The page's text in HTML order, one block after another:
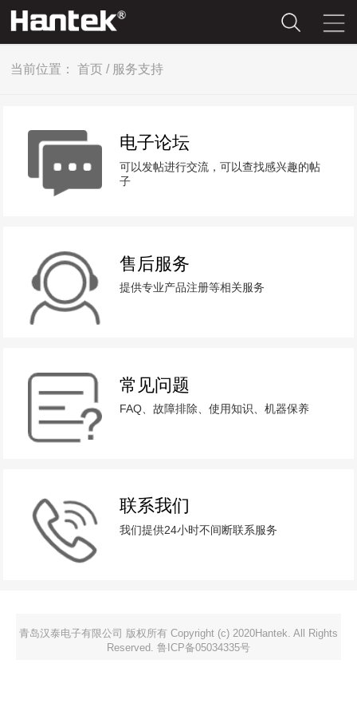
当前位置： 首页 / 服务支持
电子论坛
可以发帖进行交流，可以查找感兴趣的帖
子
售后服务
提供专业产品注册等相关服务
常见问题
FAQ、故障排除、使用知识、机器保养
联系我们
我们提供24小时不间断联系服务
青岛汉泰电子有限公司 版权所有 Copyright (c) 2020Hantek. All Rights
Reserved. 鲁ICP备05034335号